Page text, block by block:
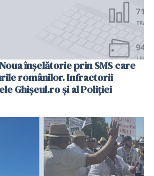
înșelătorie prin SMS care
românilor. Infractorii
Ghișeul.ro și al Poliției